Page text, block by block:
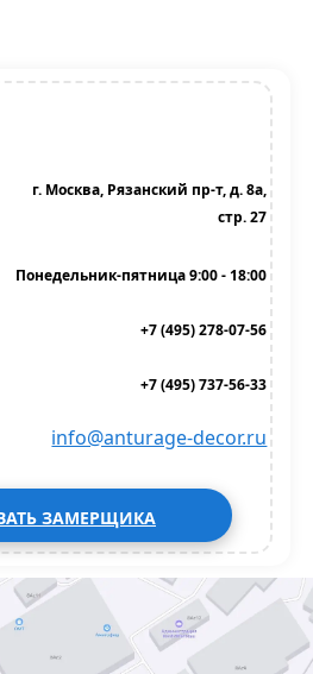
г. Москва, Рязанский пр-т, д. 8а,
стр. 27
Понедельник-пятница 9:00 - 18:00
+7 (495) 278-07-56
+7 (495) 737-56-33
info@anturage-decor.ru
ЗАМЕРЩИКА